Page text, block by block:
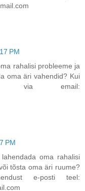
PM
rahalisi probleeme ja
oma äri vahendid? Kui
via email:
PM
oma rahalisi
tõsta oma äri ruume?
e-posti teel: